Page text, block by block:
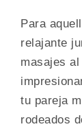
Para
relajante
masajes
tu pareja
rodeados